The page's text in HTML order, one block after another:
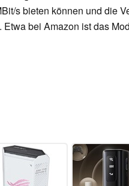
s bieten können und die
bei Amazon ist das